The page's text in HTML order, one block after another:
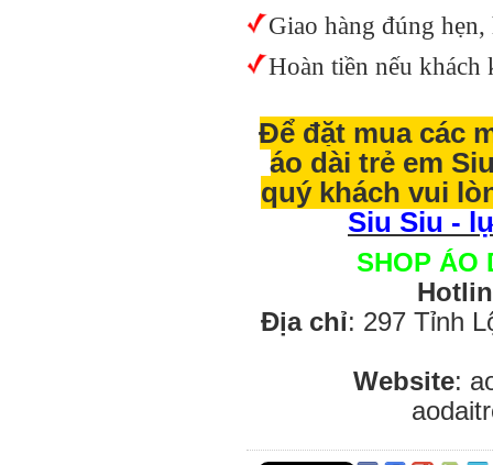
Giao hàng đúng
Hoàn tiền nếu khách
Để đặt mua các
áo dài trẻ em
quý khách vui
Siu Siu -
SHOP ÁO
Địa chỉ: 297 Tỉnh
Website: